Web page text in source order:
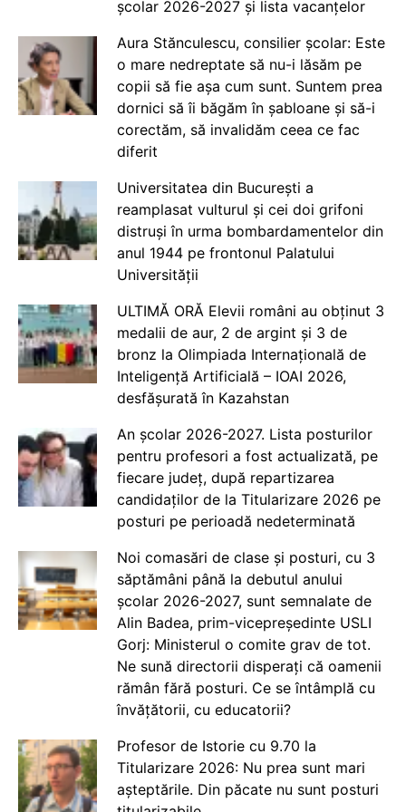
școlar 2026-2027 și lista vacanțelor
Aura Stănculescu, consilier școlar: Este
o mare nedreptate să nu-i lăsăm pe
copii să fie așa cum sunt. Suntem prea
dornici să îi băgăm în șabloane și să-i
corectăm, să invalidăm ceea ce fac
diferit
Universitatea din București a
reamplasat vulturul și cei doi grifoni
distruși în urma bombardamentelor din
anul 1944 pe frontonul Palatului
Universității
ULTIMĂ ORĂ Elevii români au obținut 3
medalii de aur, 2 de argint și 3 de
bronz la Olimpiada Internațională de
Inteligență Artificială – IOAI 2026,
desfășurată în Kazahstan
An școlar 2026-2027. Lista posturilor
pentru profesori a fost actualizată, pe
fiecare județ, după repartizarea
candidaților de la Titularizare 2026 pe
posturi pe perioadă nedeterminată
Noi comasări de clase și posturi, cu 3
săptămâni până la debutul anului
școlar 2026-2027, sunt semnalate de
Alin Badea, prim-vicepreședinte USLI
Gorj: Ministerul o comite grav de tot.
Ne sună directorii disperați că oamenii
rămân fără posturi. Ce se întâmplă cu
învățătorii, cu educatorii?
Profesor de Istorie cu 9.70 la
Titularizare 2026: Nu prea sunt mari
așteptările. Din păcate nu sunt posturi